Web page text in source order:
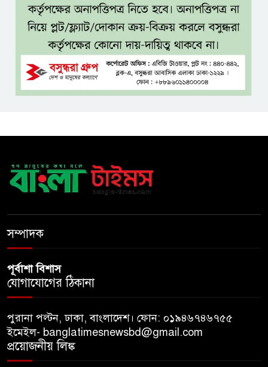
দিল্লিতে শেখ হাসিনার সংবাদমাধ্যমে
বক্তব্যে তীব্র ক্ষোভ বাংলাদেশের
জামিনে থাকা অবস্থায় নির্বাচনী জয়,
রুখসার আহমেদকে ঘিরে বিতর্ক
বাংলাদেশে চালু হচ্ছে বিশ্বখ্যাত থাই
কফি চেইন ‘ক্যাফে আমাজন’
সম্পাদক
পূর্বাশা বিশাস
যোগাযোগের ঠিকানা
পুরানা পল্টন, ঢাকা, বাংলাদেশ। ফোন: ০১৯৪৬৭৪৬৭৫৫
ইমেইল- banglatimesnewsbd@gmail.com
প্রয়োজনীয় লিঙ্ক